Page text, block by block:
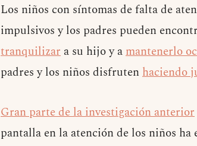
Los niños con síntomas de falta de
impulsivos y los padres pueden
tranquilizar a su hijo y amantenerlo
padres y los niños disfrutenhaciendo
Gran parte de la investigación anterior
pantalla en la atención de los niños ha